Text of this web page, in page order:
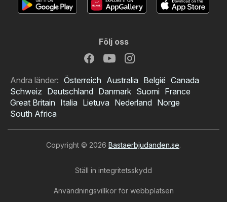
Följ oss
Andra länder: Österreich Australia België Canada
Schweiz Deutschland Danmark Suomi France
Great Britain Italia Lietuva Nederland Norge
South Africa
Copyright © 2026 Bastaerbjudanden.se.
Ställ in integritetsskydd
Användningsvillkor för webbplatsen